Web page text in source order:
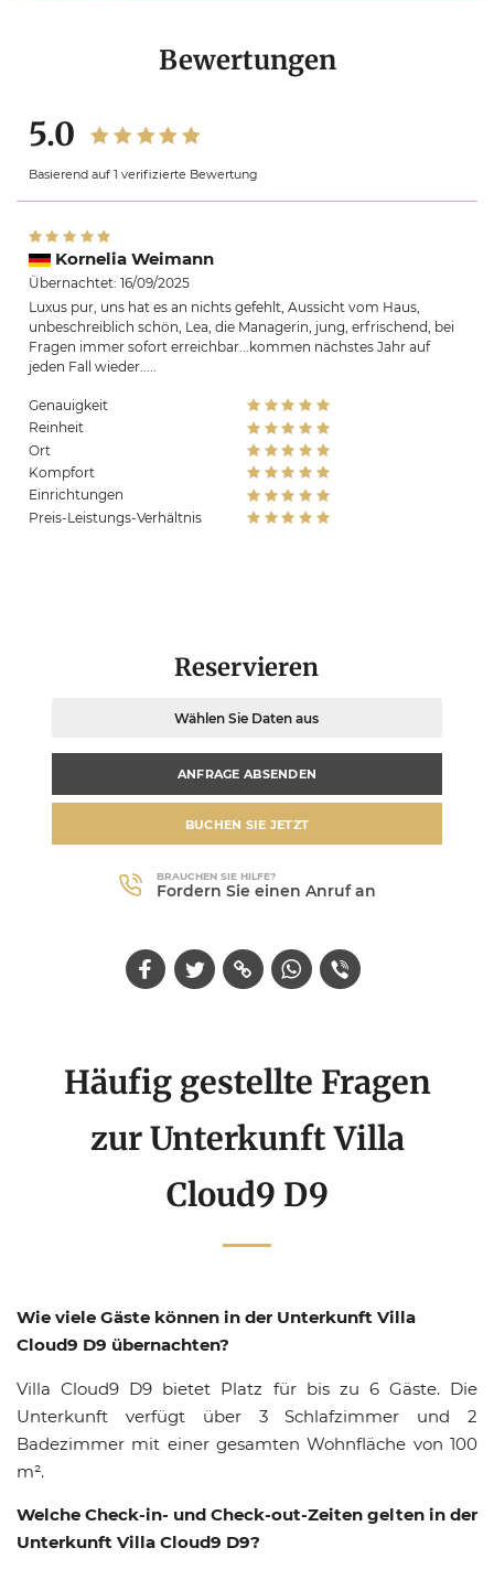
Bewertungen
5.0
Basierend auf 1 verifizierte Bewertung
Kornelia Weimann
Übernachtet: 16/09/2025
Luxus pur, uns hat es an nichts gefehlt, Aussicht vom Haus,
unbeschreiblich schön, Lea, die Managerin, jung, erfrischend, bei
Fragen immer sofort erreichbar...kommen nächstes Jahr auf
jeden Fall wieder.....
Genauigkeit
Reinheit
Ort
Kompfort
Einrichtungen
Preis-Leistungs-Verhältnis
Reservieren
Wählen Sie Daten aus
ANFRAGE ABSENDEN
BUCHEN SIE JETZT
BRAUCHEN SIE HILFE?
Fordern Sie einen Anruf an
Häufig gestellte Fragen
zur Unterkunft Villa
Cloud9 D9
Wie viele Gäste können in der Unterkunft Villa
Cloud9 D9 übernachten?
Villa Cloud9 D9 bietet Platz für bis zu 6 Gäste. Die
Unterkunft verfügt über 3 Schlafzimmer und 2
Badezimmer mit einer gesamten Wohnfläche von 100
m².
Welche Check-in- und Check-out-Zeiten gelten in der
Unterkunft Villa Cloud9 D9?